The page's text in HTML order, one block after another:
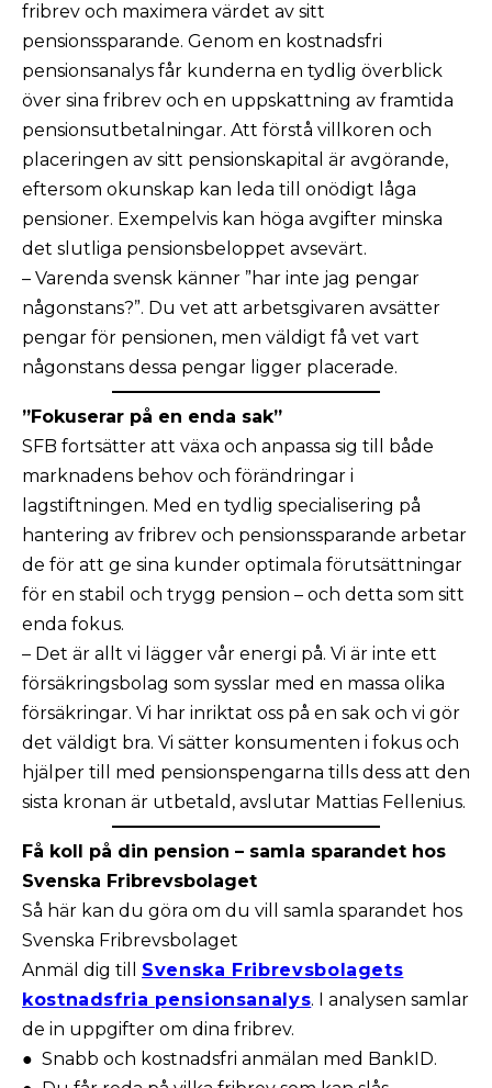
fribrev och maximera värdet av sitt
pensionssparande. Genom en kostnadsfri
pensionsanalys får kunderna en tydlig överblick
över sina fribrev och en uppskattning av framtida
pensionsutbetalningar. Att förstå villkoren och
placeringen av sitt pensionskapital är avgörande,
eftersom okunskap kan leda till onödigt låga
pensioner. Exempelvis kan höga avgifter minska
det slutliga pensionsbeloppet avsevärt.
– Varenda svensk känner ”har inte jag pengar
någonstans?”. Du vet att arbetsgivaren avsätter
pengar för pensionen, men väldigt få vet vart
någonstans dessa pengar ligger placerade.
”Fokuserar på en enda sak”
SFB fortsätter att växa och anpassa sig till både
marknadens behov och förändringar i
lagstiftningen. Med en tydlig specialisering på
hantering av fribrev och pensionssparande arbetar
de för att ge sina kunder optimala förutsättningar
för en stabil och trygg pension – och detta som sitt
enda fokus.
– Det är allt vi lägger vår energi på. Vi är inte ett
försäkringsbolag som sysslar med en massa olika
försäkringar. Vi har inriktat oss på en sak och vi gör
det väldigt bra. Vi sätter konsumenten i fokus och
hjälper till med pensionspengarna tills dess att den
sista kronan är utbetald, avslutar Mattias Fellenius.
Få koll på din pension – samla sparandet hos
Svenska Fribrevsbolaget
Så här kan du göra om du vill samla sparandet hos
Svenska Fribrevsbolaget
Anmäl dig till Svenska Fribrevsbolagets
kostnadsfria pensionsanalys. I analysen samlar
de in uppgifter om dina fribrev.
● Snabb och kostnadsfri anmälan med BankID.